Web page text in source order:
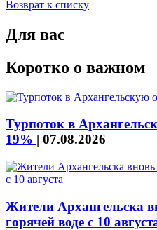
Возврат к списку
Для вас
Коротко о важном
Турпоток в
19% | 07.08.2026
Жители Архангельска
горячей воде с 10